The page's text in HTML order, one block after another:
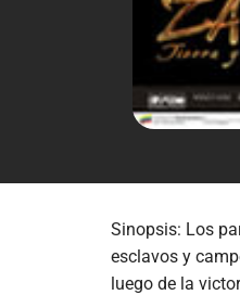
Sinopsis: Los
esclavos y
luego de la